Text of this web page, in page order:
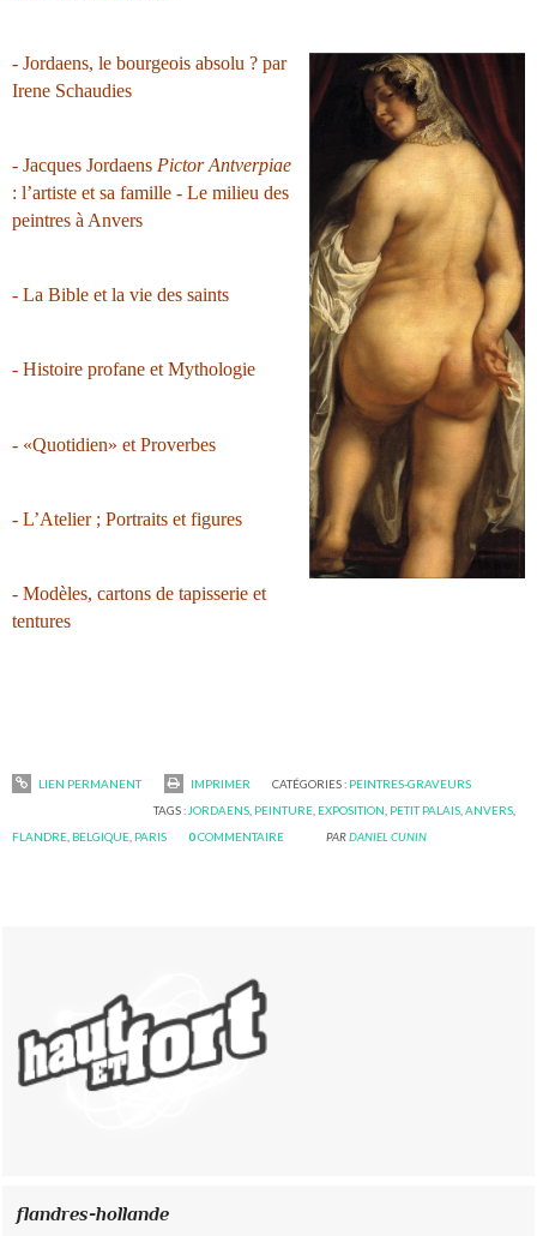
- Jordaens, le bourgeois absolu ? par
Irene Schaudies
- Jacques Jordaens Pictor Antverpiae
: l’artiste et sa famille - Le milieu des
peintres à Anvers
- La Bible et la vie des saints
- Histoire profane et Mythologie
- «Quotidien» et Proverbes
- L’Atelier ; Portraits et figures
- Modèles, cartons de tapisserie et
tentures
LIEN PERMANENT IMPRIMER CATÉGORIES : PEINTRES-GRAVEURS
TAGS : JORDAENS PEINTURE EXPOSITION PETIT PALAIS ,ANVERS
FLANDRE BELGIQUE PARIS 0COMMENTAIRE PARDANIEL CUNIN
flandres-hollande